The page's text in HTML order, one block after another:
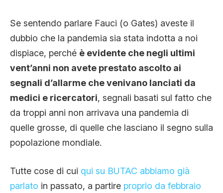
Se sentendo parlare Fauci (o Gates) aveste il
dubbio che la pandemia sia stata indotta a noi
dispiace, perché è evidente che negli ultimi
vent’anni non avete prestato ascolto ai
segnali d’allarme che venivano lanciati da
medici e ricercatori, segnali basati sul fatto che
da troppi anni non arrivava una pandemia di
quelle grosse, di quelle che lasciano il segno sulla
popolazione mondiale.
Tutte cose di cui qui su BUTAC abbiamo già
parlato in passato, a partire proprio da febbraio